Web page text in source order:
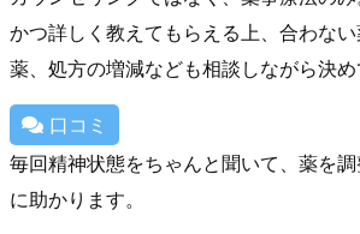
かつ詳しく教えてもらえる上、合わな
薬、処方の増減なども相談しながら決め
口コミ
毎回精神状態をちゃんと聞いて、薬を
に助かります。